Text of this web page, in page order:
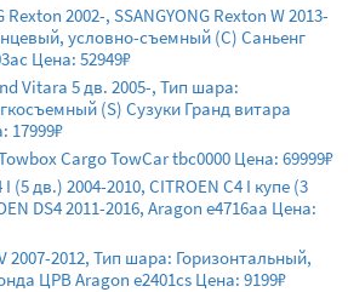
Rexton 2002-, SSANGYONG Rexton W 2013-
условно-съемный (C) Саньенг
Цена: 52949₽
Vitara 5 дв. 2005-, Тип шара:
(S) Сузуки Гранд витара
17999₽
Cargo TowCar tbc0000 Цена: 69999₽
(5 дв.) 2004-2010, CITROEN C4 I купе (3
DS4 2011-2016, Aragon e4716aa Цена:
2007-2012, Тип шара: Горизонтальный,
ЦРВ Aragon e2401cs Цена: 9199₽